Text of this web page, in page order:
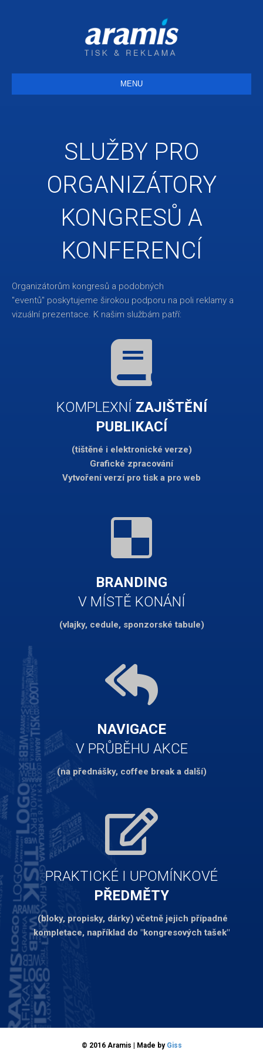
MENU
SLUŽBY PRO
ORGANIZÁTORY
KONGRESŮ A
KONFERENCÍ
Organizátorům kongresů a podobných
"eventů" poskytujeme širokou podporu na poli reklamy a
vizuální prezentace. K našim službám patří:
KOMPLEXNÍ ZAJIŠTĚNÍ
PUBLIKACÍ
(tištěné i elektronické verze)
Grafické zpracování
Vytvoření verzí pro tisk a pro web
BRANDING
V MÍSTĚ KONÁNÍ
(vlajky, cedule, sponzorské tabule)
NAVIGACE
V PRŮBĚHU AKCE
(na přednášky, coffee break a další)
PRAKTICKÉ I UPOMÍNKOVÉ
PŘEDMĚTY
(bloky, propisky, dárky) včetně jejich případné
kompletace, například do "kongresových tašek"
© 2016 Aramis Made by Giss